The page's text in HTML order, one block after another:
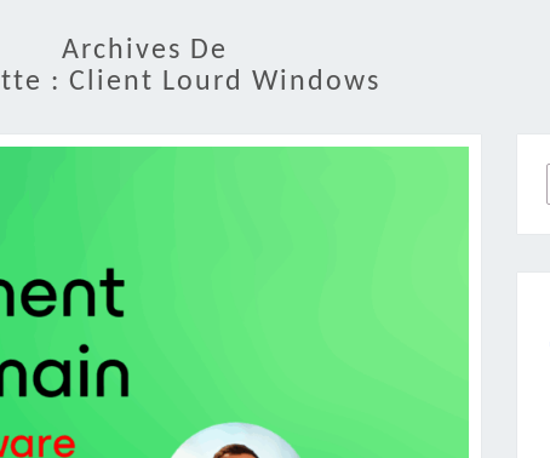
Archives De
: Client Lourd Windows